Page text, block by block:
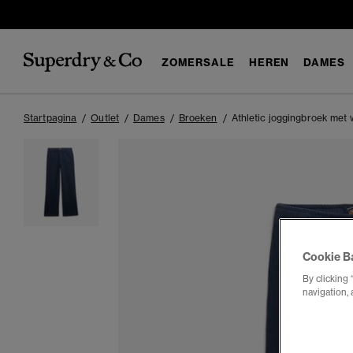
ZOMERSALE HEREN DAMES
Startpagina Outlet Dames Broeken Athletic joggingbroek met
Cookie
By clicking
navigation,